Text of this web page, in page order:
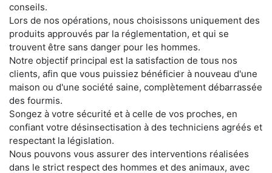
conseils.
Lors de nos opérations, nous choisissons uniquement des
produits approuvés par la réglementation, et qui se
trouvent être sans danger pour les hommes.
Notre objectif principal est la satisfaction de tous nos
clients, afin que vous puissiez bénéficier à nouveau d'une
maison ou d'une société saine, complètement débarrassée
des fourmis.
Songez à votre sécurité et à celle de vos proches, en
confiant votre désinsectisation à des techniciens agréés et
respectant la législation.
Nous pouvons vous assurer des interventions réalisées
dans le strict respect des hommes et des animaux, avec